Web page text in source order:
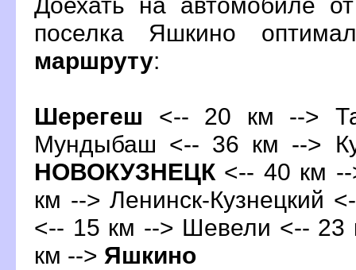
поселка Яшкино
маршруту:
Шерегеш <-- 20 км -->
Мундыбаш <-- 36 км -->
НОВОКУЗНЕЦК <-- 40 км
км --> Ленинск-Кузнецкий
<-- 15 км --> Шевели <--
км --> Яшкино